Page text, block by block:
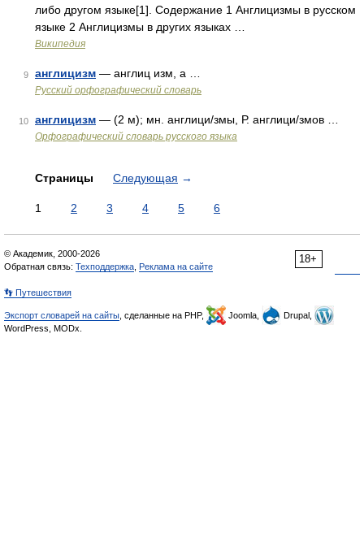
либо другом языке[1]. Содержание 1 Англицизмы в русском
языке 2 Англицизмы в других языках …
Википедия
9 англицизм — англиц изм, а …
Русский орфографический словарь
10 англицизм — (2 м); мн. англици/змы, Р. англици/змов …
Орфографический словарь русского языка
Страницы Следующая →
1 2 3 4 5 6
18+
© Академик, 2000-2026
Обратная связь: Техподдержка Реклама на сайте
👣 Путешествия
Экспорт словарей на сайты , сделанные на PHP, Joomla,
Drupal,
WordPress, MODx.